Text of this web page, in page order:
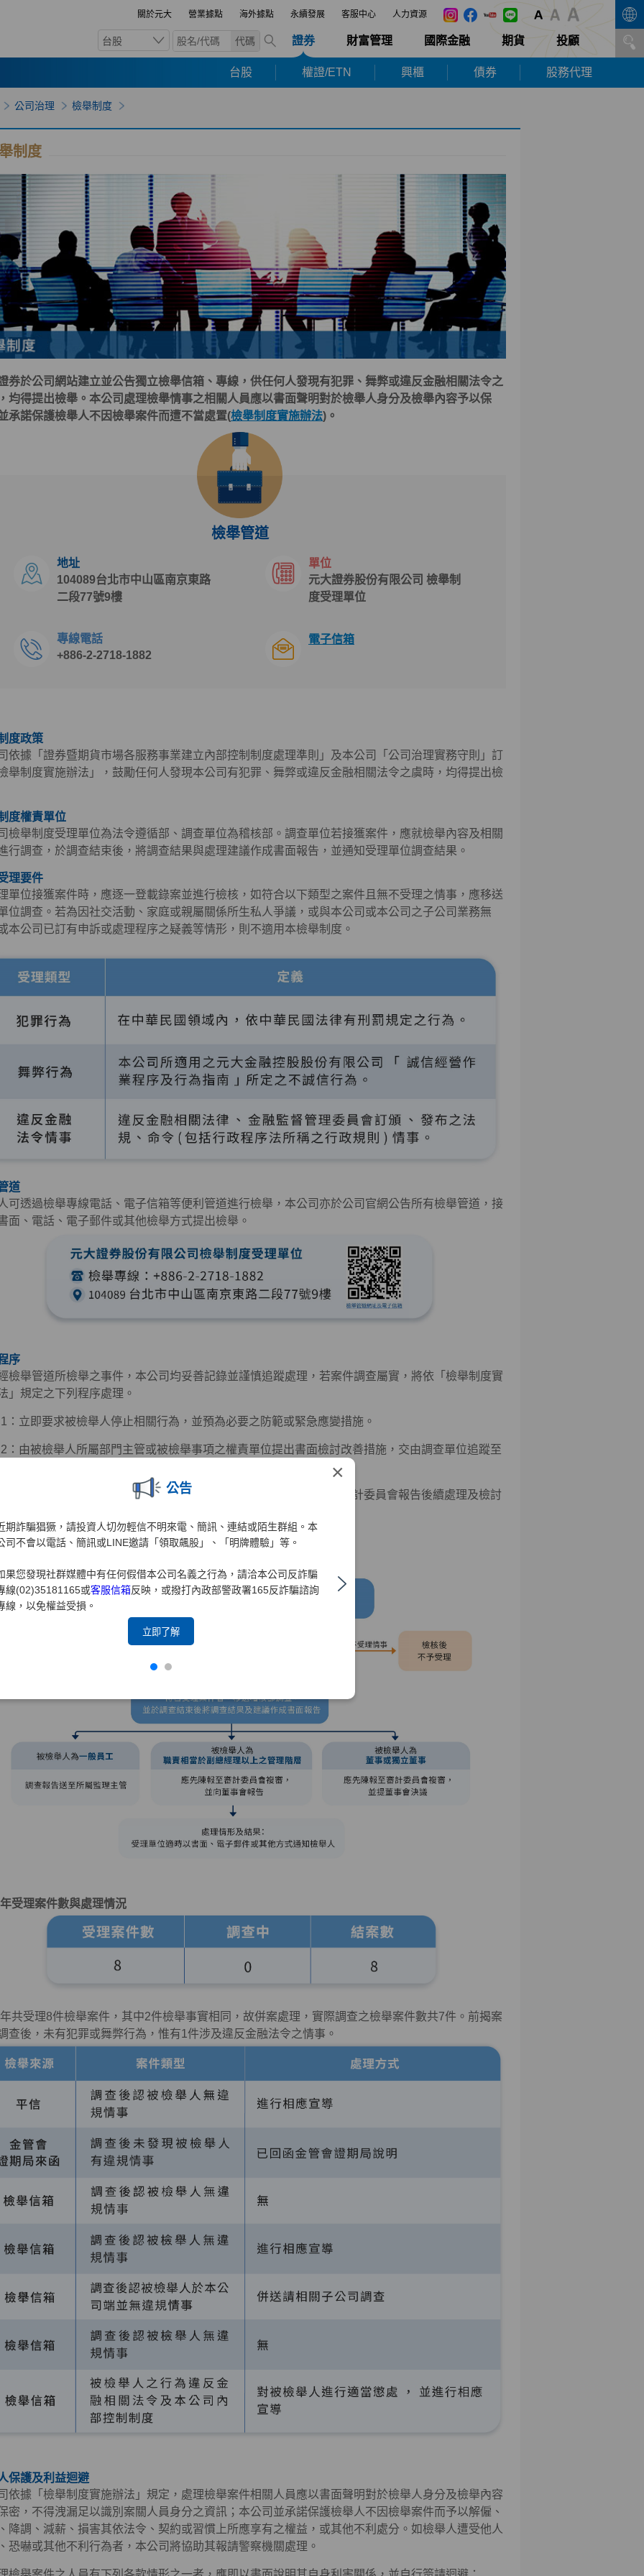
關於元大 營業據點 海外據點 永續發展 客服中心 人力資源
台股 代碼 證券 財富管理 國際金融 期貨 投顧
台股 權證/ETN 興櫃 債券 股務代理
×
公告
期詐騙猖獗，請投資人切勿輕信不明來電、簡訊、連結或陌生群組。本
司不會以電話、簡訊或LINE邀請「領取飆股」、「明牌體驗」等。
果您發現社群媒體中有任何假借本公司名義之行為，請洽本公司反詐騙
線(02)35181165或客服信箱反映，或撥打內政部警政署165反詐騙諮詢
線，以免權益受損。
立即了解
公司治理 檢舉制度
制度
券於公司網站建立並公告獨立檢舉信箱、專線，供任何人發現有犯罪、舞弊或違反金融相關法令之
均得提出檢舉。本公司處理檢舉情事之相關人員應以書面聲明對於檢舉人身分及檢舉內容予以保
承諾保護檢舉人不因檢舉案件而遭不當處置(檢舉制度實施辦法)。
檢舉管道
地址
104089台北市中山區南京東路
二段77號9樓
單位
元大證券股份有限公司 檢舉制
度受理單位
專線電話
+886-2-2718-1882
電子信箱
度政策
依據「證券暨期貨市場各服務事業建立內部控制制度處理準則」及本公司「公司治理實務守則」訂
舉制度實施辦法」，鼓勵任何人發現本公司有犯罪、舞弊或違反金融相關法令之虞時，均得提出檢
度權責單位
檢舉制度受理單位為法令遵循部、調查單位為稽核部。調查單位若接獲案件，應就檢舉內容及相關
行調查，於調查結束後，將調查結果與處理建議作成書面報告，並通知受理單位調查結果。
理要件
單位接獲案件時，應逐一登載錄案並進行檢核，如符合以下類型之案件且無不受理之情事，應移送
位調查。若為因社交活動、家庭或親屬關係所生私人爭議，或與本公司或本公司之子公司業務無
本公司已訂有申訴或處理程序之疑義等情形，則不適用本檢舉制度。
道
可透過檢舉專線電話、電子信箱等便利管道進行檢舉，本公司亦於公司官網公告所有檢舉管道，接
面、電話、電子郵件或其他檢舉方式提出檢舉。
序
檢舉管道所檢舉之事件，本公司均妥善記錄並謹慎追蹤處理，若案件調查屬實，將依「檢舉制度實
」規定之下列程序處理。
：立即要求被檢舉人停止相關行為，並預為必要之防範或緊急應變措施。
：由被檢舉人所屬部門主管或被檢舉事項之權責單位提出書面檢討改善措施，交由調查單位追蹤至
：涉及重大違規或有致本公司受重大損害之虞者，由相關部門另向審計委員會報告後續處理及檢討
：必要時，透過法律程序請求損害賠償，以維護本公司名譽及權益。
年受理案件數與處理情況
共受理8件檢舉案件，其中2件檢舉事實相同，故併案處理，實際調查之檢舉案件數共7件。前揭案
查後，未有犯罪或舞弊行為，惟有1 件涉及違反金融法令之情事。
保護及利益迴避
依據「檢舉制度實施辦法」規定，處理檢舉案件相關人員應以書面聲明對於檢舉人身分及檢舉內容
密，不得洩漏足以識別案關人員身分之資訊；本公司並承諾保護檢舉人不因檢舉案件而予以解僱、
降調、減薪、損害其依法令、契約或習慣上所應享有之權益，或其他不利處分。如檢舉人遭受他人
恐嚇或其他不利行為者，本公司將協助其報請警察機關處理。